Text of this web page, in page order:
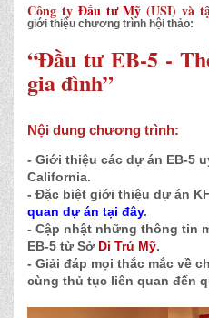
Công ty Đầu tư Mỹ (USI) và
giới thiệu chương trình hội thảo:
“Đầu tư EB-5 -
gia đình”
Nội dung chương trình:
- Giới thiệu các dự án EB-5
California.
- Đặc biệt giới thiệu dự án
quan dự án tại đây.
- Cập nhật những thông tin
EB-5 từ Sở Di Trú Mỹ.
- Giải đáp mọi thắc mắc về
cùng thủ tục liên quan đến